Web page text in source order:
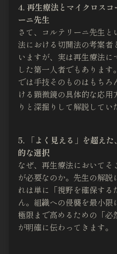
4. 再生療法とマイクロスコ
ーニ先生
さて、コルテリーニ先生
法における切開法の考案者
いますが、実は再生療法に
した第一人者でもありま
では手技そのものはもち
ける顕微鏡の具体的な応用
りと深掘りして解説してい
5. 「よく見える」を超え
的な選択
なぜ、再生療法において
が必要なのか。先生の解説
れは単に「視野を確保す
ん。組織への侵襲を最小
極限まで高めるための「必
が明確に伝わってきます。